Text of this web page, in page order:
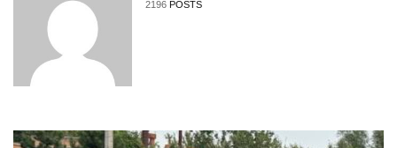
2196 POSTS